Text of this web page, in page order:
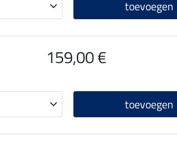
toevoegen
159,00 €
toevoegen